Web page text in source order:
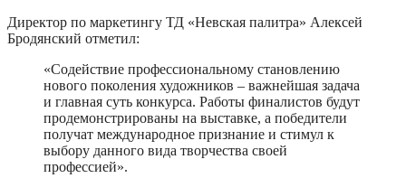
Директор по маркетингу ТД «Невская палитра» Алексей
Бродянский отметил:
«Содействие профессиональному становлению
нового поколения художников – важнейшая задача
и главная суть конкурса. Работы финалистов будут
продемонстрированы на выставке, а победители
получат международное признание и стимул к
выбору данного вида творчества своей
профессией».